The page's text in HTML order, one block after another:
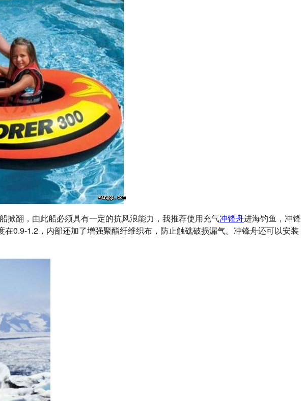
掀翻，由此船必须具有一定的抗风浪能力，我推荐使用充气冲锋舟进海钓鱼，冲锋
0.9-1.2，内部还加了增强聚酯纤维织布，防止触礁破损漏气。冲锋舟还可以安装